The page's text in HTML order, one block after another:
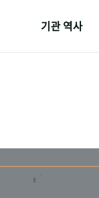
기관 역사